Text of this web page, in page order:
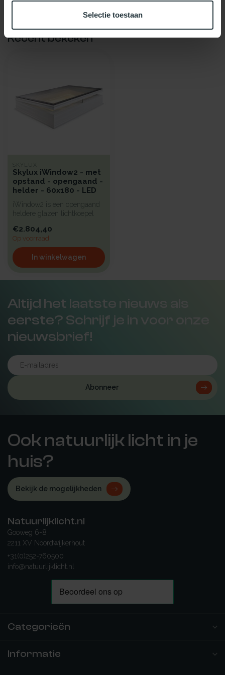
Selectie toestaan
Recent bekeken
SKYLUX
Skylux iWindow2 - met
opstand - opengaand -
helder - 60x180 - LED
iWindow2 is een opengaand
heldere glazen lichtkoepel
€2.804,40
Op voorraad
In winkelwagen
Altijd het laatste nieuws als
eerste? Schrijf je in voor onze
nieuwsbrief!
Abonneer
Ook natuurlijk licht in je
huis?
Bekijk de mogelijkheden
Natuurlijklicht.nl
Gooweg 6-8
2211 XV Noordwijkerhout
+31(0)252-760500
info@natuurlijklicht.nl
Categorieën
Informatie